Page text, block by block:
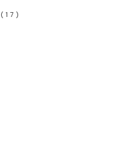
(17)